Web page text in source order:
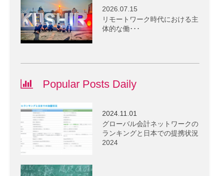
2026.07.15
リモートワーク時代における主
体的な働･･･
Popular Posts Daily
2024.11.01
グローバル会計ネットワークの
ランキングと日本での提携状況
2024